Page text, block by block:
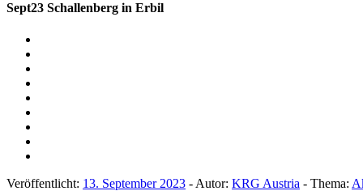
Sept23 Schallenberg in Erbil
Veröffentlicht: 13. September 2023 - Autor: KRG Austria - Thema: